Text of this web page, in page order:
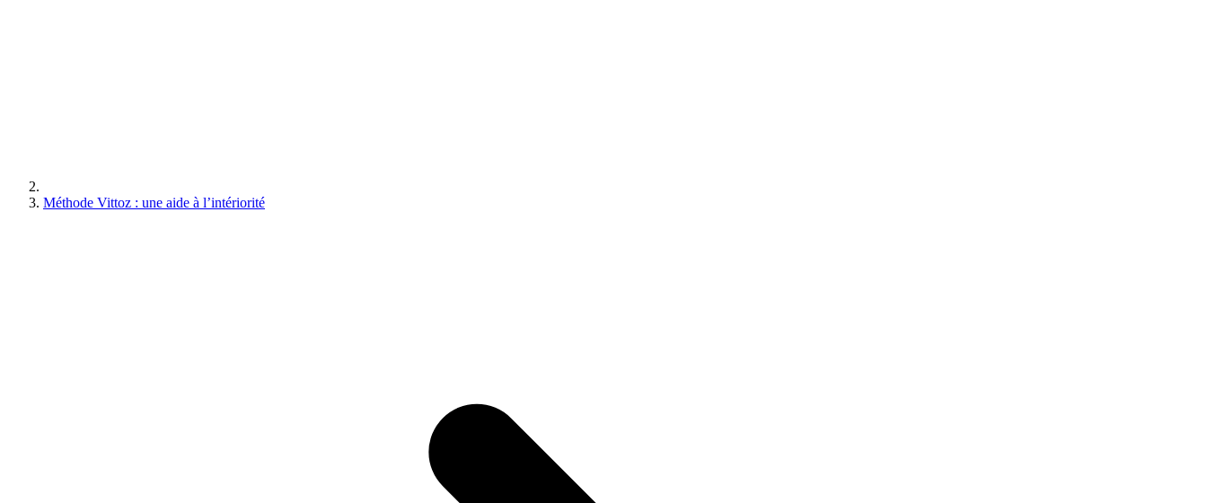
Méthode Vittoz : une aide à l’intériorité